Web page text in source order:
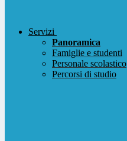
Servizi
Panoramica
Famiglie e studenti
Personale scolastico
Percorsi di studio